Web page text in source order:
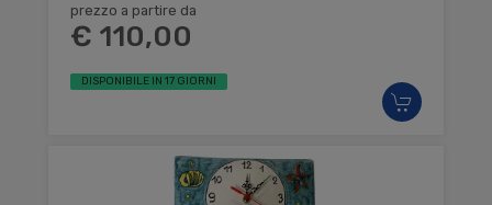
prezzo a partire da
€ 110,00
DISPONIBILE IN 17 GIORNI